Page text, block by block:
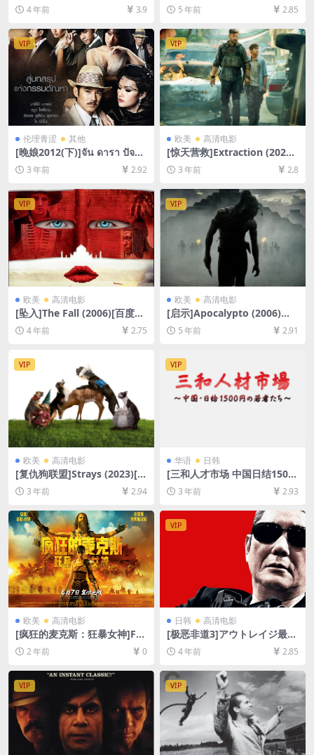
on 9 (2002)[百度网盘+夸克网
盘资源1080P超清未删减][MP
4 年前 3.9
盘+迅雷云盘资源1080P超清
未删减][MP4/7.6GB][中英字
5 年前 2.85
VIP
伦理青涩 其他
[晚娘2012(下)]จัน ดารา ปัจฉิ
มบท (2013)[百度网盘+迅雷云
盘资源1080P超清未删减][MP
4/9GB][中英字幕]
3 年前 2.92
VIP
欧美 高清电影
[惊天营救]Extraction (2020)
[百度网盘+迅雷云盘资源1080
P超清未删减][MP4/6.9GB][中
英字幕]
3 年前 2.8
VIP
欧美 高清电影
[坠入]The Fall (2006)[百度网
盘+迅雷云盘资源1080P超清
未删减][MP4/7GB][中文字幕]
4 年前 2.75
VIP
欧美 高清电影
[启示]Apocalypto (2006)完
整版[百度网盘+夸克网盘+迅
雷云盘资源1080P超清未删减]
5 年前 2.91
VIP
欧美 高清电影
[复仇狗联盟]Strays (2023)[百
度网盘+夸克网盘1080P超清
未删减资源][网盘在线播放/下
3 年前 2.94
VIP
华语 日韩
[三和人才市场 中国日结1500
日元的年轻人们](2018)[百度
网盘+夸克网盘720P高清资源]
5GB][中文字幕][视频文件+防
和谐加密压缩包]
3 年前 2.93
欧美 高清电影
[疯狂的麦克斯：狂暴女神]Fur
iosa: A Mad Max Saga (202
4)[百度网盘+夸克网盘1080P
超清未删减资源][网盘在线播
放/下载][MP4/10GB][官方中
英字幕]
2 年前 0
VIP
日韩 高清电影
[极恶非道3]アウトレイジ最終
章 (2017)[百度网盘+迅雷云盘
资源1080P超清未删减][MP4/
6.7GB][日语中字]
4 年前 2.85
VIP VIP